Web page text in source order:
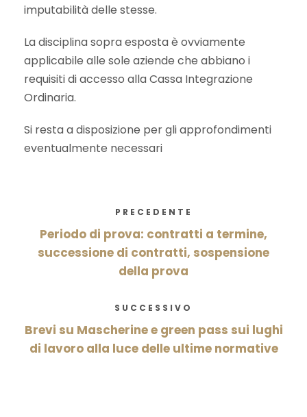
imputabilità delle stesse.
La disciplina sopra esposta è ovviamente
applicabile alle sole aziende che abbiano i
requisiti di accesso alla Cassa Integrazione
Ordinaria.
Si resta a disposizione per gli approfondimenti
eventualmente necessari
PRECEDENTE
Periodo di prova: contratti a termine,
successione di contratti, sospensione
della prova
SUCCESSIVO
Brevi su Mascherine e green pass sui lughi
di lavoro alla luce delle ultime normative